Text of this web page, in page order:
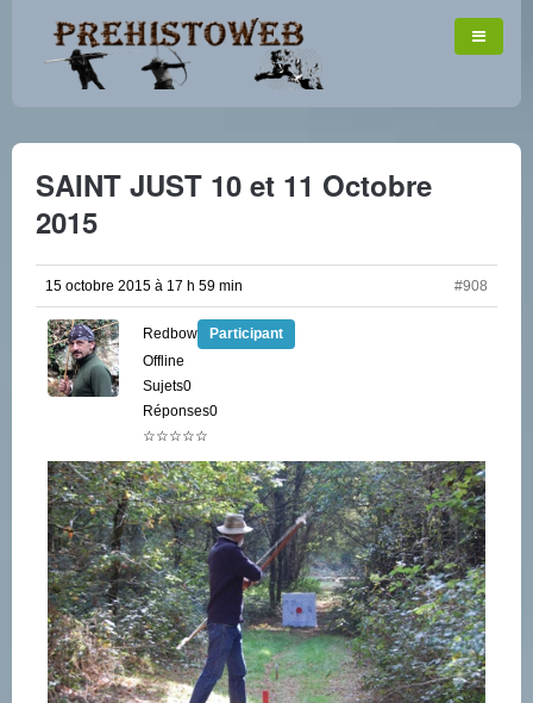
SAINT JUST 10 et 11 Octobre
2015
15 octobre 2015 à 17 h 59 min #908
Redbow
Participant
Offline
Sujets0
Réponses0
☆☆☆☆☆